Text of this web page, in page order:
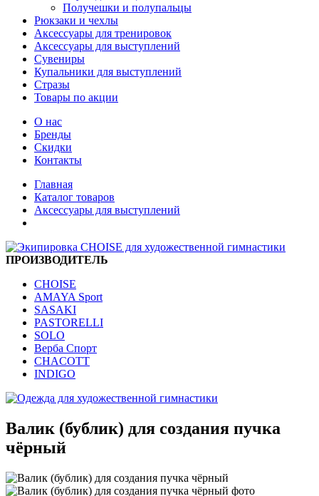
Получешки и полупальцы
Рюкзаки и чехлы
Аксессуары для тренировок
Аксессуары для выступлений
Сувениры
Купальники для выступлений
Стразы
Товары по акции
О нас
Бренды
Скидки
Контакты
Главная
Каталог товаров
Аксессуары для выступлений
ПРОИЗВОДИТЕЛЬ
CHOISE
AMAYA Sport
SASAKI
PASTORELLI
SOLO
Верба Спорт
CHACOTT
INDIGO
Валик (бублик) для создания пучка
чёрный